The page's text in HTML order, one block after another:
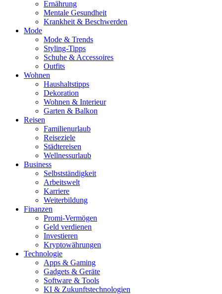
Ernährung
Mentale Gesundheit
Krankheit & Beschwerden
Mode
Mode & Trends
Styling-Tipps
Schuhe & Accessoires
Outfits
Wohnen
Haushaltstipps
Dekoration
Wohnen & Interieur
Garten & Balkon
Reisen
Familienurlaub
Reiseziele
Städtereisen
Wellnessurlaub
Business
Selbstständigkeit
Arbeitswelt
Karriere
Weiterbildung
Finanzen
Promi-Vermögen
Geld verdienen
Investieren
Kryptowährungen
Technologie
Apps & Gaming
Gadgets & Geräte
Software & Tools
KI & Zukunftstechnologien